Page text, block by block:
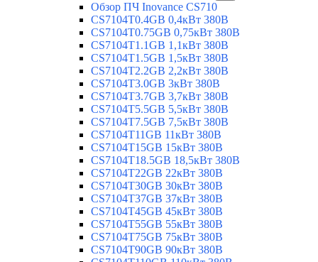
Обзор ПЧ Inovance CS710
CS7104T0.4GB 0,4кВт 380В
CS7104T0.75GB 0,75кВт 380В
CS7104T1.1GB 1,1кВт 380В
CS7104T1.5GB 1,5кВт 380В
CS7104T2.2GB 2,2кВт 380В
CS7104T3.0GB 3кВт 380В
CS7104T3.7GB 3,7кВт 380В
CS7104T5.5GB 5,5кВт 380В
CS7104T7.5GB 7,5кВт 380В
CS7104T11GB 11кВт 380В
CS7104T15GB 15кВт 380В
CS7104T18.5GB 18,5кВт 380В
CS7104T22GB 22кВт 380В
CS7104T30GB 30кВт 380В
CS7104T37GB 37кВт 380В
CS7104T45GB 45кВт 380В
CS7104T55GB 55кВт 380В
CS7104T75GB 75кВт 380В
CS7104T90GB 90кВт 380В